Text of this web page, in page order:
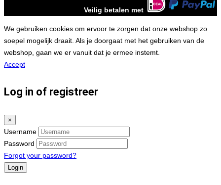
Veilig betalen met
We gebruiken cookies om ervoor te zorgen dat onze webshop zo
soepel mogelijk draait. Als je doorgaat met het gebruiken van de
webshop, gaan we er vanuit dat je ermee instemt.
Accept
Log in of registreer
×
Username
Password
Forgot your password?